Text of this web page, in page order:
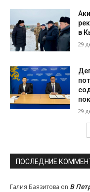
в
29
29
ПОСЛЕДНИЕ
Галия Баязитова on В